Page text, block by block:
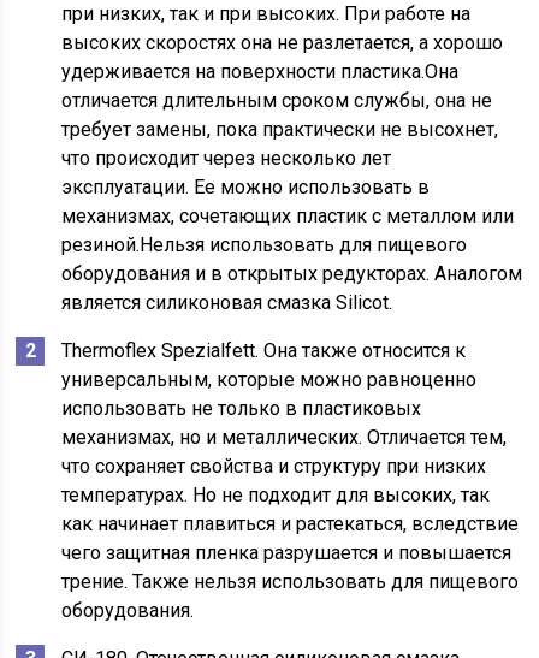
при низких, так и при высоких. При работе на
высоких скоростях она не разлетается, а хорошо
удерживается на поверхности пластика.Она
отличается длительным сроком службы, она не
требует замены, пока практически не высохнет,
что происходит через несколько лет
эксплуатации. Ее можно использовать в
механизмах, сочетающих пластик с металлом или
резиной.Нельзя использовать для пищевого
оборудования и в открытых редукторах. Аналогом
является силиконовая смазка Silicot.
Thermoflex Spezialfett. Она также относится к
универсальным, которые можно равноценно
использовать не только в пластиковых
механизмах, но и металлических. Отличается тем,
что сохраняет свойства и структуру при низких
температурах. Но не подходит для высоких, так
как начинает плавиться и растекаться, вследствие
чего защитная пленка разрушается и повышается
трение. Также нельзя использовать для пищевого
оборудования.